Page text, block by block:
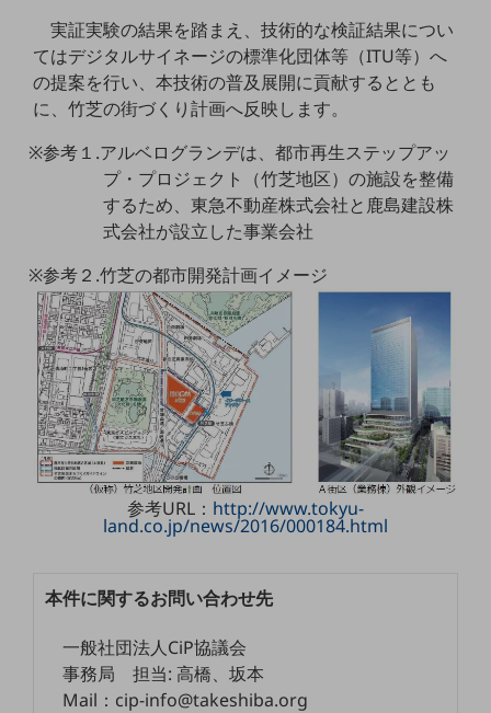
重要なお知らせ
お知らせ
社外からの評価実績
サステナビリティTOP
NTTドコモビジネスグループのサステナビリティ
サステナビリティ基本方針
サステナビリティレポート
ダイバーシティ
経営情報
経営情報TOP
決算公告
電子公告
基礎的電気通信役務損益明細表
新卒採用
経験者採用
障がい者採用
実証実験の結果を踏まえ、技術的な検証結果につい
てはデジタルサイネージの標準化団体等（ITU等）へ
の提案を行い、本技術の普及展開に貢献するととも
に、竹芝の街づくり計画へ反映します。
※参考１.アルベログランデは、都市再生ステップアッ
プ・プロジェクト（竹芝地区）の施設を整備
するため、東急不動産株式会社と鹿島建設株
式会社が設立した事業会社
※参考２.竹芝の都市開発計画イメージ
参考URL： http://www.tokyu-
land.co.jp/news/2016/000184.html
本件に関するお問い合わせ先
一般社団法人CiP協議会
事務局 担当: 高橋、坂本
Mail：cip-info@takeshiba.org